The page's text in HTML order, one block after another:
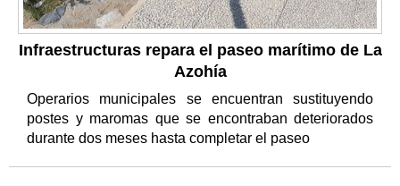
Infraestructuras repara el paseo marítimo de La
Azohía
Operarios municipales se encuentran sustituyendo
postes y maromas que se encontraban deteriorados
durante dos meses hasta completar el paseo